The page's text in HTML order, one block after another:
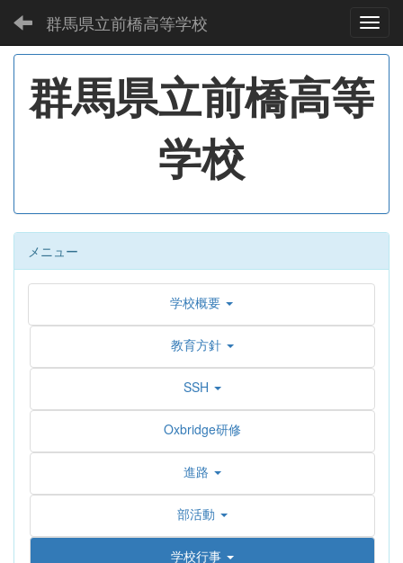
群馬県立前橋高等学校
群馬県立前橋高等
学校
メニュー
学校概要
教育方針
SSH
Oxbridge研修
進路
部活動
学校行事